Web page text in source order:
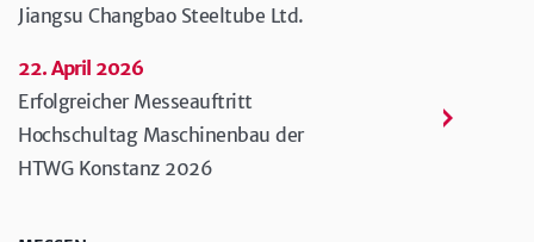
Jiangsu Changbao Steeltube Ltd.
22. April 2026
Erfolgreicher Messeauftritt
Hochschultag Maschinenbau der
HTWG Konstanz 2026